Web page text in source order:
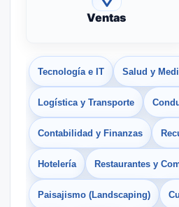
Ventas
Tecnología e IT Salud y
Logística y Transporte
Contabilidad y Finanzas
Hotelería Restaurantes y
Paisajismo (Landscaping)